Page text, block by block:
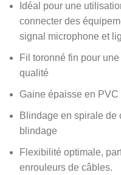
Idéal pour une
connecter des
signal microphone et
Fil toronné fin pour
qualité
Gaine épaisse en
Blindage en spirale de
blindage
Flexibilité optimale,
enrouleurs de câbles.